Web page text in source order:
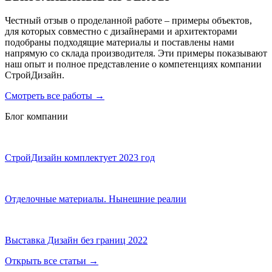
Честный отзыв о проделанной работе – примеры объектов,
для которых совместно с дизайнерами и архитекторами
подобраны подходящие материалы и поставлены нами
напрямую со склада производителя. Эти примеры показывают
наш опыт и полное представление о компетенциях компании
СтройДизайн.
Смотреть все работы →
Блог компании
СтройДизайн комплектует 2023 год
Отделочные материалы. Нынешние реалии
Выставка Дизайн без границ 2022
Открыть все статьи →